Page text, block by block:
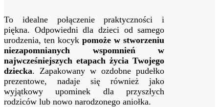
To idealne połączenie praktyczności i
piękna. Odpowiedni dla dzieci od samego
urodzenia, ten kocykpomoże w stworzeniu
niezapomnianych wspomnień w
najwcześniejszych etapach życia Twojego
dziecka. Zapakowany w ozdobne pudełko
prezentowe, nadaje się również jako
wyjątkowy upominek dla przyszłych
rodziców lub nowo narodzonego aniołka.